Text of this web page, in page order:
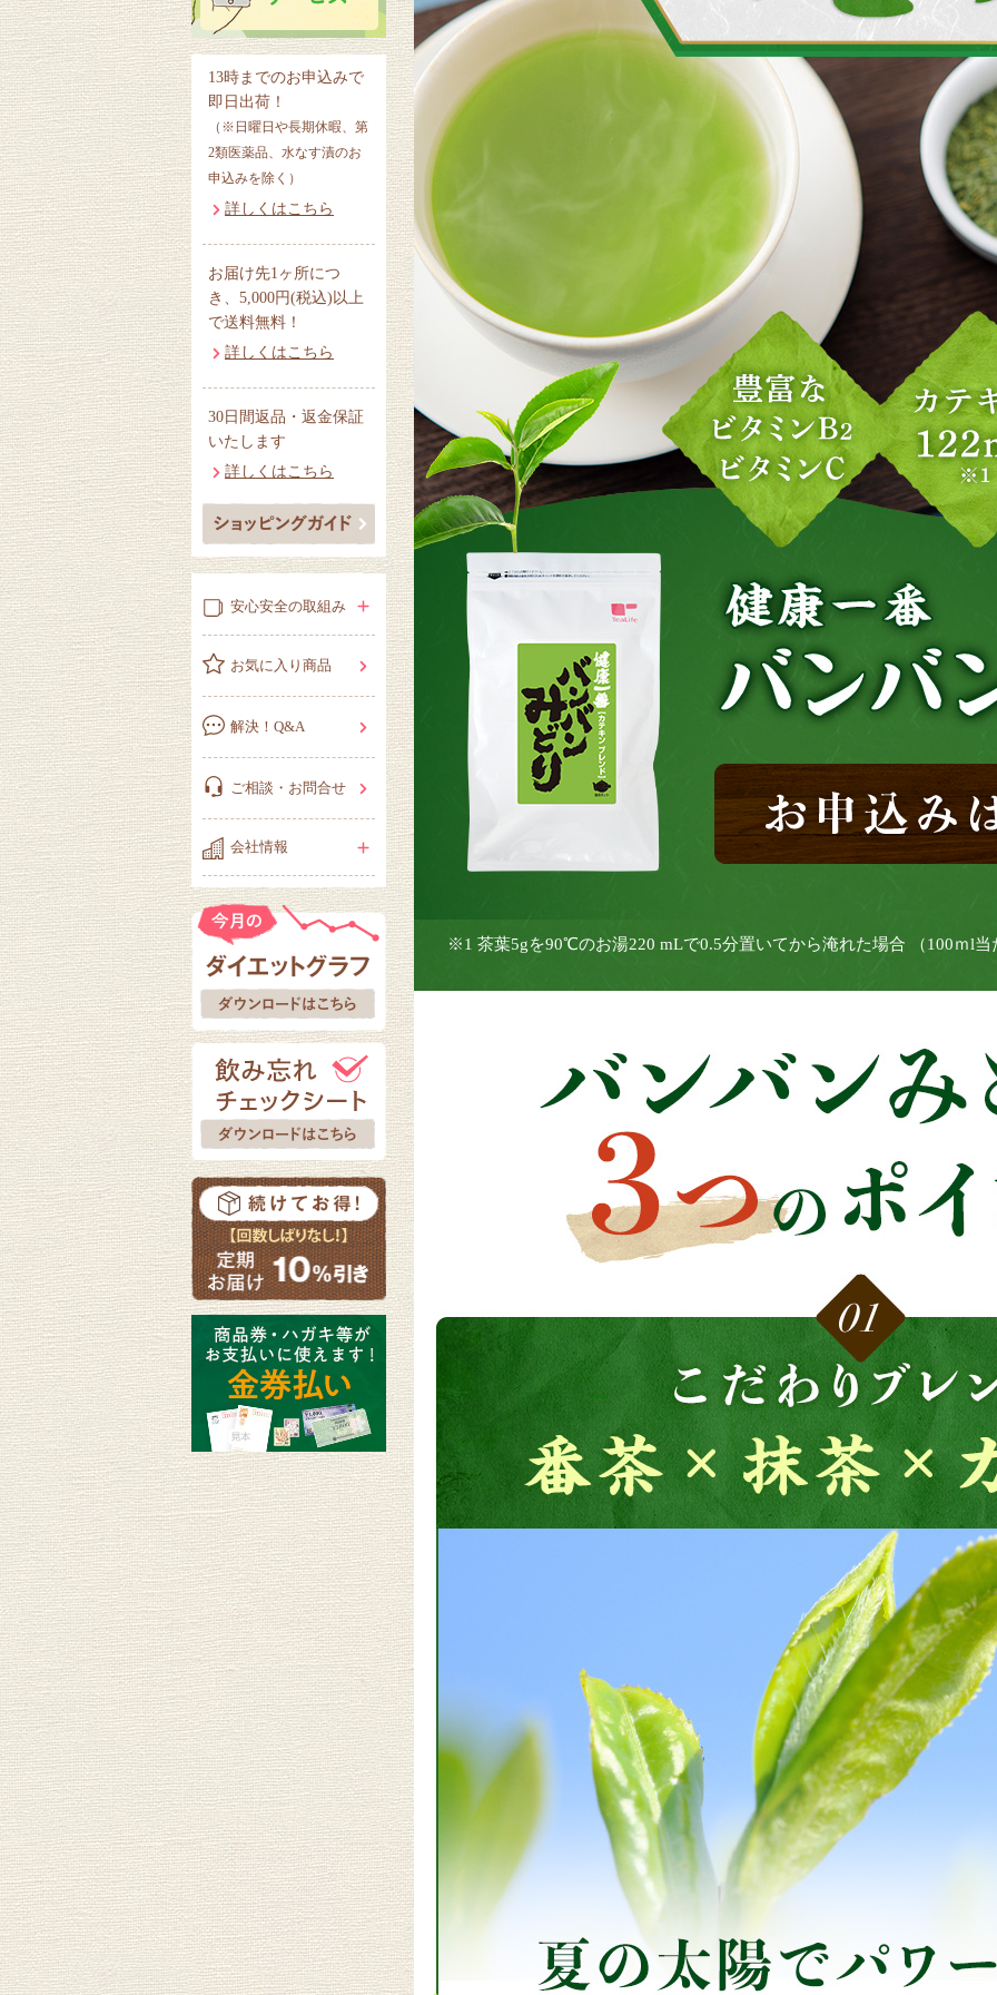
※1 茶葉5gを90℃のお湯220 mLで0.5分置いてから淹れた場合 （100ｍl当
13時までのお申込みで
即日出荷！
（※日曜日や長期休暇、第
2類医薬品、水なす漬のお
申込みを除く）
詳しくはこちら
お届け先1ヶ所につ
き、5,000円(税込)以上
で送料無料！
詳しくはこちら
30日間返品・返金保証
いたします
詳しくはこちら
安心安全の取組み
お気に入り商品
解決！Q&A
ご相談・お問合せ
会社情報